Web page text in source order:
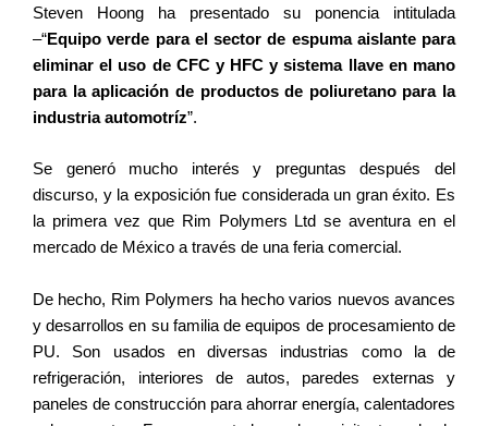
Steven Hoong ha presentado su ponencia intitulada
–“Equipo verde para el sector de espuma aislante para
eliminar el uso de CFC y HFC y sistema llave en mano
para la aplicación de productos de poliuretano para la
industria automotríz”.
Se generó mucho interés y preguntas después del
discurso, y la exposición fue considerada un gran éxito. Es
la primera vez que Rim Polymers Ltd se aventura en el
mercado de México a través de una feria comercial.
De hecho, Rim Polymers ha hecho varios nuevos avances
y desarrollos en su familia de equipos de procesamiento de
PU. Son usados en diversas industrias como la de
refrigeración, interiores de autos, paredes externas y
paneles de construcción para ahorrar energía, calentadores